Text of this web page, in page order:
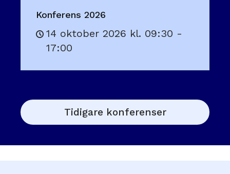
Konferens 2026
14 oktober 2026 kl. 09:30 -
17:00
Tidigare konferenser